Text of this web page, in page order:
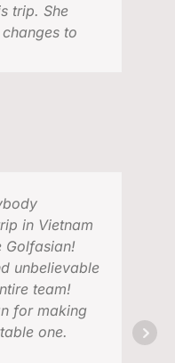
trip. She
to
We
drivers
the stress
the
in DaNang.
much
will be
and
group we
Best
across the
in Vietnam
Golfasian!
unbelievable
team!
for making
one.